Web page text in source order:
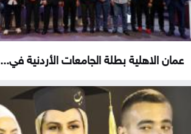
عمان الاهلية بطلة الجامعات الأردنية في...